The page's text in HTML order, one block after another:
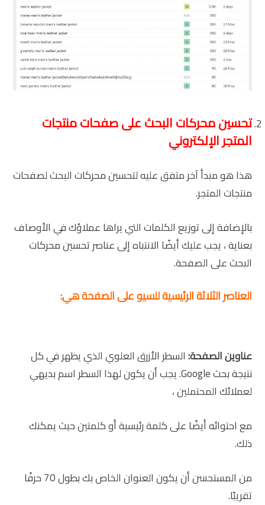
تحسين محركات البحث على صفحات منتجات
المتجر الإلكتروني
هذا هو مبدأ آخر متفق عليه لتحسين محركات البحث لصفحات
منتجات المتجر.
بالإضافة إلى توزيع الكلمات التي يراها عملاؤك في الأوصاف
بعناية ، يجب عليك أيضًا الانتباه إلى عناصر تحسين محركات
البحث على الصفحة.
العناصر الثلاثة الرئيسية للسيو على الصفحة هي:
عناوين الصفحة:السطر الأزرق العلوي الذي يظهر في كل
نتيجة بحث Google. يجب أن يكون لهذا السطر اسم بديهي
لعملائك المحتملين ،
مع احتوائه أيضًا على كلمة رئيسية أو كلمتين حيث يمكنك
ذلك.
من المستحسن أن يكون العنوان الخاص بك بطول 70 حرفًا
تقريبًا.